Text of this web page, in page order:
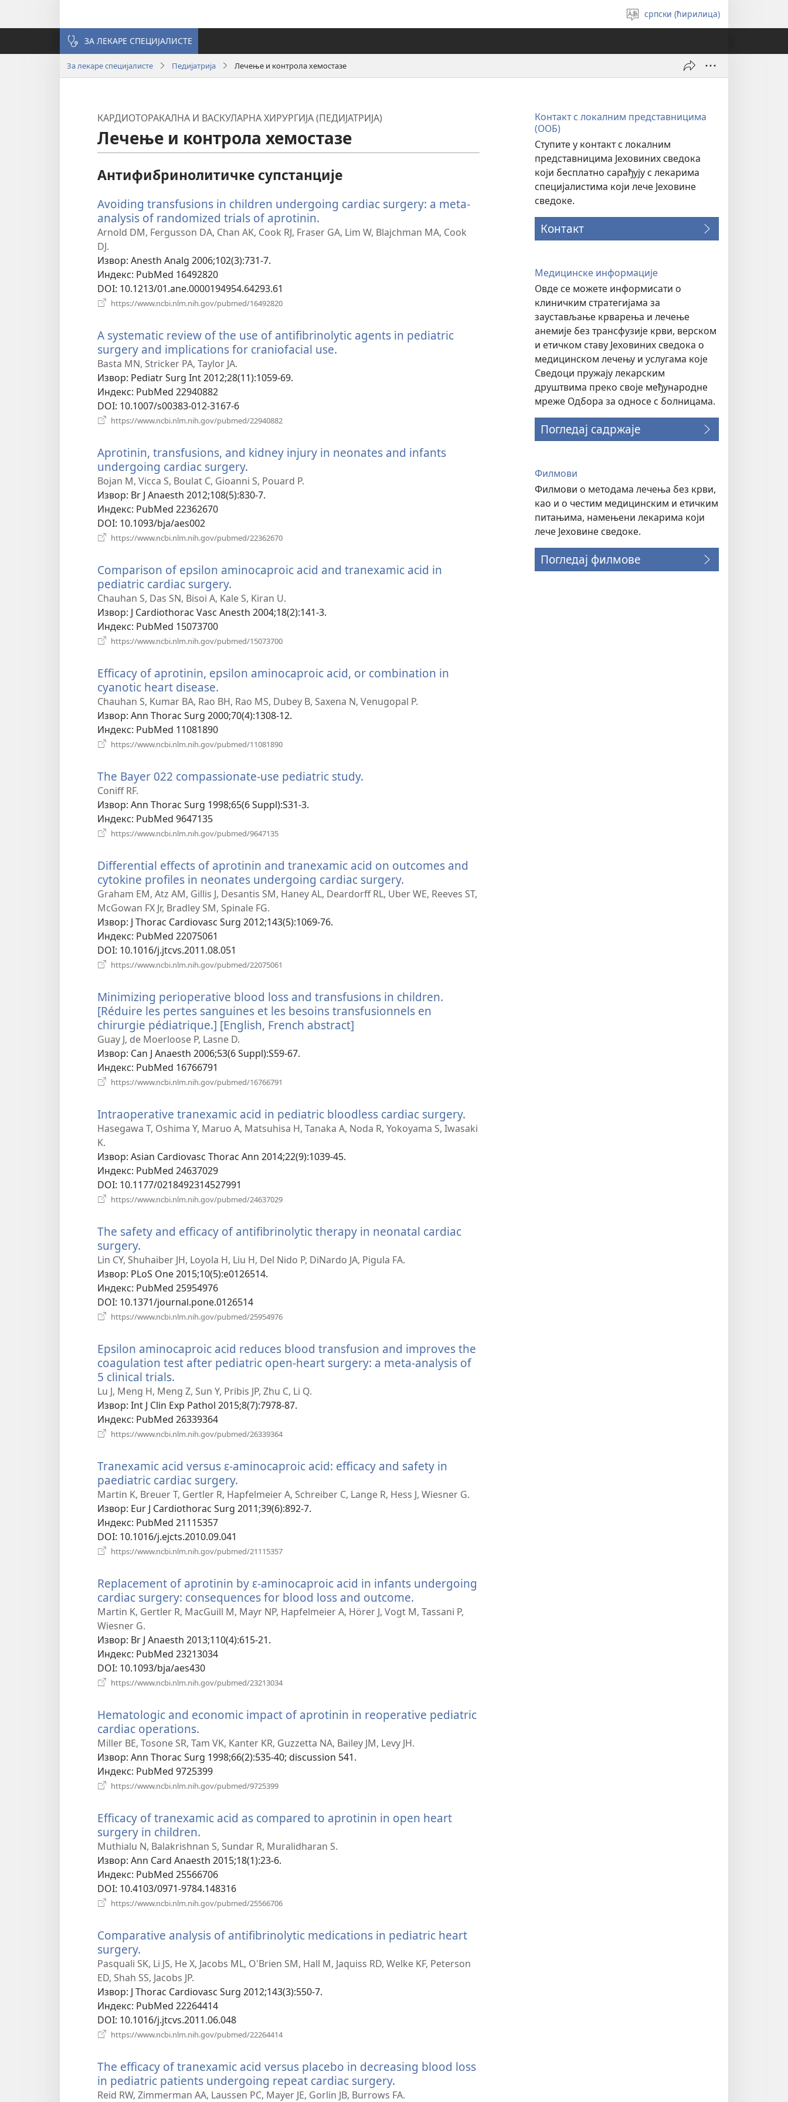
Изабери
језик
српски (ћирилица)
ЗА ЛЕКАРЕ СПЕЦИЈАЛИСТЕ
За лекаре специјалисте Педијатрија Лечење и контрола хемостазе
КАРДИОТОРАКАЛНА И ВАСКУЛАРНА ХИРУРГИЈА (ПЕДИЈАТРИЈА)
Лечење и контрола хемостазе
Антифибринолитичке супстанције
Avoiding transfusions in children undergoing cardiac surgery: a meta-
analysis of randomized trials of aprotinin.
нови
Arnold DM, Fergusson DA, Chan AK, Cook RJ, Fraser GA, Lim W, Blajchman MA, Cook
DJ.
Извор‎: Anesth Analg 2006;102(3):731-7.
Индекс‎: PubMed 16492820
DOI‎: 10.1213/01.ane.0000194954.64293.61
https://www.ncbi.nlm.nih.gov/pubmed/16492820
A systematic review of the use of antifibrinolytic agents in pediatric
surgery and implications for craniofacial use.
Basta MN, Stricker PA, Taylor JA.
Извор‎: Pediatr Surg Int 2012;28(11):1059-69.
Индекс‎: PubMed 22940882
DOI‎: 10.1007/s00383-012-3167-6
https://www.ncbi.nlm.nih.gov/pubmed/22940882
Aprotinin, transfusions, and kidney injury in neonates and infants
undergoing cardiac surgery.
нови
прозор)
Bojan M, Vicca S, Boulat C, Gioanni S, Pouard P.
Извор‎: Br J Anaesth 2012;108(5):830-7.
Индекс‎: PubMed 22362670
DOI‎: 10.1093/bja/aes002
https://www.ncbi.nlm.nih.gov/pubmed/22362670
Comparison of epsilon aminocaproic acid and tranexamic acid in
pediatric cardiac surgery.
нови
прозор)
Chauhan S, Das SN, Bisoi A, Kale S, Kiran U.
Извор‎: J Cardiothorac Vasc Anesth 2004;18(2):141-3.
Индекс‎: PubMed 15073700
https://www.ncbi.nlm.nih.gov/pubmed/15073700
Efficacy of aprotinin, epsilon aminocaproic acid, or combination in
cyanotic heart disease.
нови
прозор)
Chauhan S, Kumar BA, Rao BH, Rao MS, Dubey B, Saxena N, Venugopal P.
Извор‎: Ann Thorac Surg 2000;70(4):1308-12.
Индекс‎: PubMed 11081890
https://www.ncbi.nlm.nih.gov/pubmed/11081890
The Bayer 022 compassionate-use pediatric study.
Coniff RF.
Извор‎: Ann Thorac Surg 1998;65(6 Suppl):S31-3.
Индекс‎: PubMed 9647135
https://www.ncbi.nlm.nih.gov/pubmed/9647135
Differential effects of aprotinin and tranexamic acid on outcomes and
cytokine profiles in neonates undergoing cardiac surgery.
нови
Graham EM, Atz AM, Gillis J, Desantis SM, Haney AL, Deardorff RL, Uber WE, Reeves ST,
McGowan FX Jr, Bradley SM, Spinale FG.
Извор‎: J Thorac Cardiovasc Surg 2012;143(5):1069-76.
Индекс‎: PubMed 22075061
DOI‎: 10.1016/j.jtcvs.2011.08.051
https://www.ncbi.nlm.nih.gov/pubmed/22075061
Minimizing perioperative blood loss and transfusions in children.
[Réduire les pertes sanguines et les besoins transfusionnels en
chirurgie pédiatrique.] [English, French abstract]
Guay J, de Moerloose P, Lasne D.
Извор‎: Can J Anaesth 2006;53(6 Suppl):S59-67.
Индекс‎: PubMed 16766791
https://www.ncbi.nlm.nih.gov/pubmed/16766791
Intraoperative tranexamic acid in pediatric bloodless cardiac surgery.
нови
Hasegawa T, Oshima Y, Maruo A, Matsuhisa H, Tanaka A, Noda R, Yokoyama S, Iwasaki
K.
Извор‎: Asian Cardiovasc Thorac Ann 2014;22(9):1039-45.
Индекс‎: PubMed 24637029
DOI‎: 10.1177/0218492314527991
https://www.ncbi.nlm.nih.gov/pubmed/24637029
The safety and efficacy of antifibrinolytic therapy in neonatal cardiac
surgery.
нови
прозор)
Lin CY, Shuhaiber JH, Loyola H, Liu H, Del Nido P, DiNardo JA, Pigula FA.
Извор‎: PLoS One 2015;10(5):e0126514.
Индекс‎: PubMed 25954976
DOI‎: 10.1371/journal.pone.0126514
https://www.ncbi.nlm.nih.gov/pubmed/25954976
Epsilon aminocaproic acid reduces blood transfusion and improves the
coagulation test after pediatric open-heart surgery: a meta-analysis of
5 clinical trials.
нови
прозор)
Lu J, Meng H, Meng Z, Sun Y, Pribis JP, Zhu C, Li Q.
Извор‎: Int J Clin Exp Pathol 2015;8(7):7978-87.
Индекс‎: PubMed 26339364
https://www.ncbi.nlm.nih.gov/pubmed/26339364
Tranexamic acid versus ɛ-aminocaproic acid: efficacy and safety in
paediatric cardiac surgery.
нови
прозор)
Martin K, Breuer T, Gertler R, Hapfelmeier A, Schreiber C, Lange R, Hess J, Wiesner G.
Извор‎: Eur J Cardiothorac Surg 2011;39(6):892-7.
Индекс‎: PubMed 21115357
DOI‎: 10.1016/j.ejcts.2010.09.041
https://www.ncbi.nlm.nih.gov/pubmed/21115357
Replacement of aprotinin by ε-aminocaproic acid in infants undergoing
cardiac surgery: consequences for blood loss and outcome.
нови
Martin K, Gertler R, MacGuill M, Mayr NP, Hapfelmeier A, Hörer J, Vogt M, Tassani P,
Wiesner G.
Извор‎: Br J Anaesth 2013;110(4):615-21.
Индекс‎: PubMed 23213034
DOI‎: 10.1093/bja/aes430
https://www.ncbi.nlm.nih.gov/pubmed/23213034
Hematologic and economic impact of aprotinin in reoperative pediatric
cardiac operations.
нови
прозор)
Miller BE, Tosone SR, Tam VK, Kanter KR, Guzzetta NA, Bailey JM, Levy JH.
Извор‎: Ann Thorac Surg 1998;66(2):535-40; discussion 541.
Индекс‎: PubMed 9725399
https://www.ncbi.nlm.nih.gov/pubmed/9725399
Efficacy of tranexamic acid as compared to aprotinin in open heart
surgery in children.
нови
прозор)
Muthialu N, Balakrishnan S, Sundar R, Muralidharan S.
Извор‎: Ann Card Anaesth 2015;18(1):23-6.
Индекс‎: PubMed 25566706
DOI‎: 10.4103/0971-9784.148316
https://www.ncbi.nlm.nih.gov/pubmed/25566706
Comparative analysis of antifibrinolytic medications in pediatric heart
surgery.
нови
прозор)
Pasquali SK, Li JS, He X, Jacobs ML, O'Brien SM, Hall M, Jaquiss RD, Welke KF, Peterson
ED, Shah SS, Jacobs JP.
Извор‎: J Thorac Cardiovasc Surg 2012;143(3):550-7.
Индекс‎: PubMed 22264414
DOI‎: 10.1016/j.jtcvs.2011.06.048
https://www.ncbi.nlm.nih.gov/pubmed/22264414
The efficacy of tranexamic acid versus placebo in decreasing blood loss
in pediatric patients undergoing repeat cardiac surgery.
нови
Reid RW, Zimmerman AA, Laussen PC, Mayer JE, Gorlin JB, Burrows FA.
Контакт с локалним представницима
(ООБ)
Ступите у контакт с локалним
представницима Јеховиних сведока
који бесплатно сарађују с лекарима
специјалистима који лече Јеховине
сведоке.
Контакт
Медицинске информације
Овде се можете информисати о
клиничким стратегијама за
заустављање крварења и лечење
анемије без трансфузије крви, верском
и етичком ставу Јеховиних сведока о
медицинском лечењу и услугама које
Сведоци пружају лекарским
друштвима преко своје међународне
мреже Одбора за односе с болницама.
Погледај садржаје
Филмови
Филмови о методама лечења без крви,
као и о честим медицинским и етичким
питањима, намењени лекарима који
лече Јеховине сведоке.
Погледај филмове